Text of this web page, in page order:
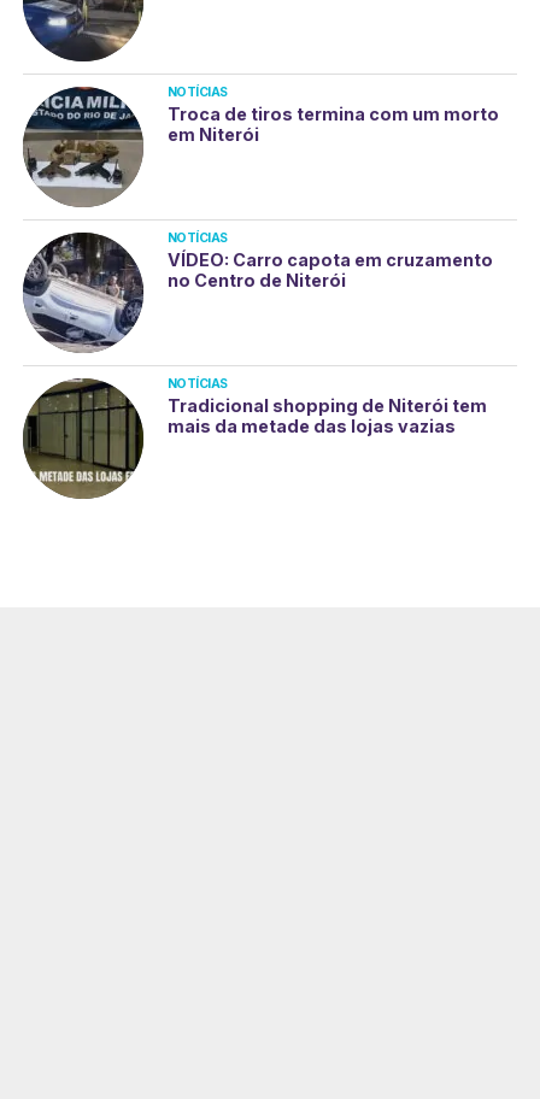
NOTÍCIAS
Troca de tiros termina com um morto
em Niterói
NOTÍCIAS
VÍDEO: Carro capota em cruzamento
no Centro de Niterói
NOTÍCIAS
Tradicional shopping de Niterói tem
mais da metade das lojas vazias